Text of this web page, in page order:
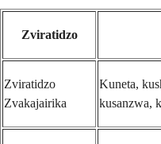
Zviratidzo
Zviratidzo
Zvakajairika
Kuneta,
kusanzwa,